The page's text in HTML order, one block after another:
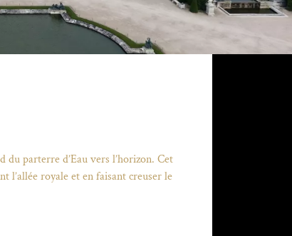
du parterre d’Eau vers l’horizon. Cet
l’allée royale et en faisant creuser le